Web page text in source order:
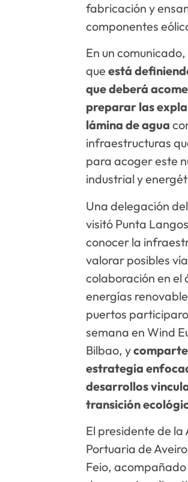
fabricación y
componentes
En un
queestá
que deberá
preparar las
lámina de agua
infraestructuras
para acoger este
industrial y
Una delegación
visitó Punta
conocer la
valorar posibles
colaboración en el
energías
puertos
semana en Wind
Bilbao, y
estrategia
desarrollos
transición
El presidente de
Portuaria de
Feio,